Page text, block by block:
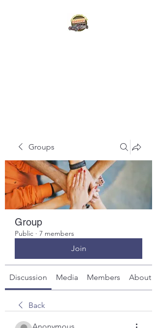
Groups
Group
Public · 7 members
Join
Discussion Media Members About
Back